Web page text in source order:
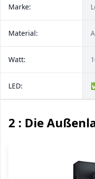
Marke:
Material:
Watt:
LED:
2 : Die